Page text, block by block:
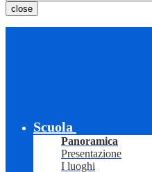
close
Scuola
Panoramica
Presentazione
I luoghi